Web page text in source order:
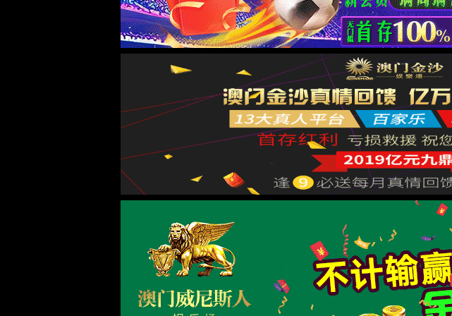
English
院长书记信箱